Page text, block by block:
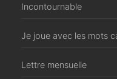
Incontournable
Je joue avec les mots
Lettre mensuelle